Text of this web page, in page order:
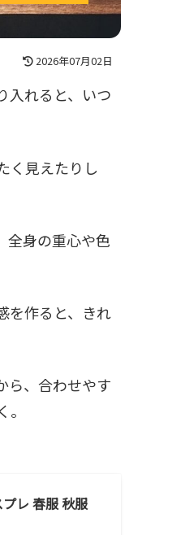
2026年07月02日
入れると、いつ
く見えたりし
全身の重心や色
を作ると、きれ
ら、合わせやす
レ 春服 秋服